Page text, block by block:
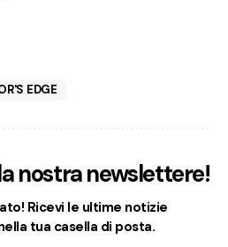
EDGE
nostra newslettere!
Ricevi le ultime notizie
tua casella di posta.